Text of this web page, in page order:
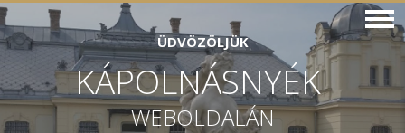
ÜDVÖZÖLJÜK
KÁPOLNÁSNYÉK
WEBOLDALÁN